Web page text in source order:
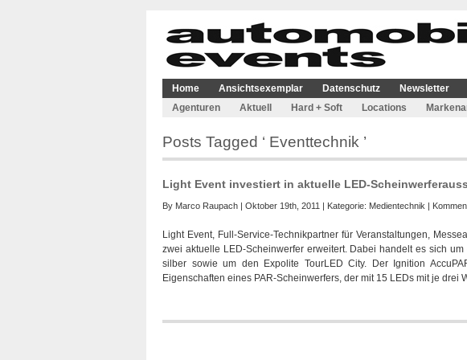
Home Ansichtsexemplar Datenschutz Newsletter
Agenturen
Aktuell Hard + Soft Locations
Posts Tagged ‘ Eventtechnik ’
Light Event investiert in aktuelle LED-
By Marco Raupach | Oktober 19th, 2011 | Kategorie: Medientechnik |
Light Event, Full-Service-Technikpartner für Veranstaltungen,
zwei aktuelle LED-Scheinwerfer erweitert. Dabei handelt es sich
silber sowie um den Expolite TourLED City. Der Ignition
Eigenschaften eines PAR-Scheinwerfers, der mit 15 LEDs mit je drei